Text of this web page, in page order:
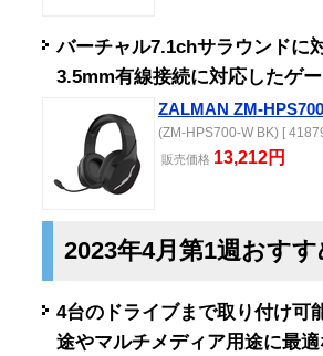
バーチャル7.1chサラウンドに
3.5mm有線接続に対応したゲ
ZALMAN ZM-
(ZM-HPS700-W BK) [
販売価格 13,212円
2023年4月第1週おす
4台のドライブまで取り付け可
途やマルチメディア用途に最